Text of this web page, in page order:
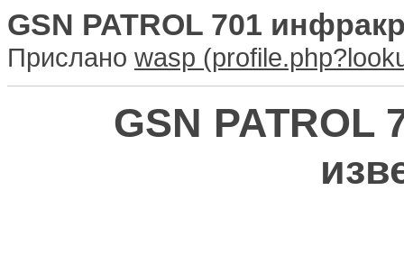
GSN PATROL 701
Прислано wasp
GSN